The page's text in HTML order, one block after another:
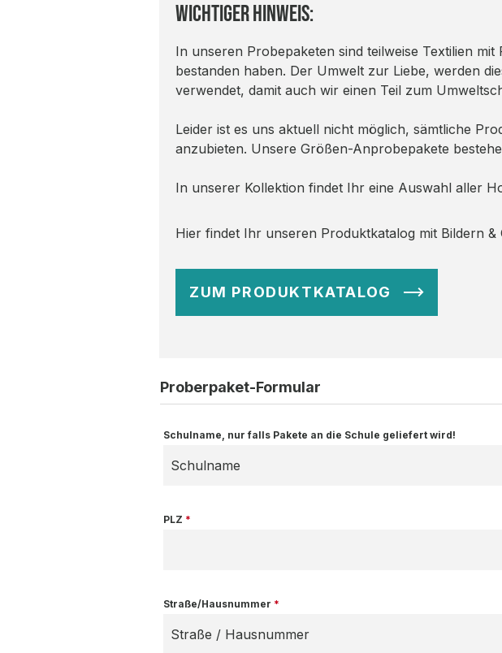
Wichtiger Hinweis:
In unseren Probepaketen sind teilweise Textilien
bestanden haben. Der Umwelt zur Liebe, werden
verwendet, damit auch wir einen Teil zum
Leider ist es uns aktuell nicht möglich, sämtliche
anzubieten. Unsere Größen-Anprobepakete
In unserer Kollektion findet Ihr eine Auswahl aller
Hier findet Ihr unseren Produktkatalog mit Bildern
ZUM PRODUKTKATALOG
Proberpaket-Formular
Schulname, nur falls Pakete an die Schule geliefert wird!
PLZ *
Straße/Hausnummer *